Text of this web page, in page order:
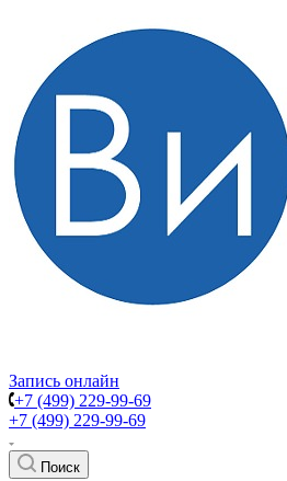
Запись онлайн
+7 (499) 229-99-69
+7 (499) 229-99-69
Поиск